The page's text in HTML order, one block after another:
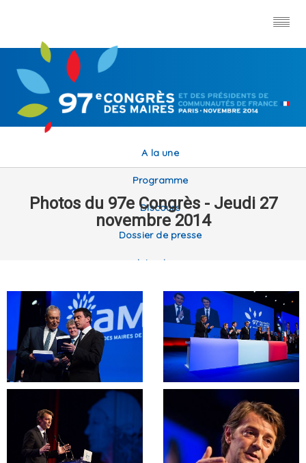
A la une
Programme
Discours
Dossier de presse
Interviews
Différés VOD
Photos
Accès
Photos du 97e Congrès - Jeudi 27
novembre 2014